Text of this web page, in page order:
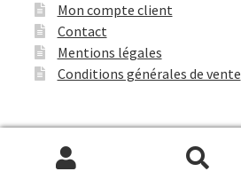
Mon compte client
Contact
Mentions légales
Conditions générales de vente
Recherche
Recherche